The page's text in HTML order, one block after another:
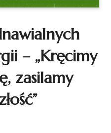
– „Kręcimy
zasilamy